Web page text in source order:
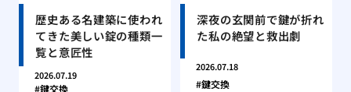
歴史ある名建築に使われ
てきた美しい錠の種類一
覧と意匠性
2026.07.19
鍵交換
深夜の玄関前で鍵が折れ
た私の絶望と救出劇
2026.07.18
鍵交換